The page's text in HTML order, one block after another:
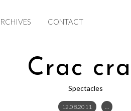
CONTACT
Crac
Spectacles
12.08.2011 …